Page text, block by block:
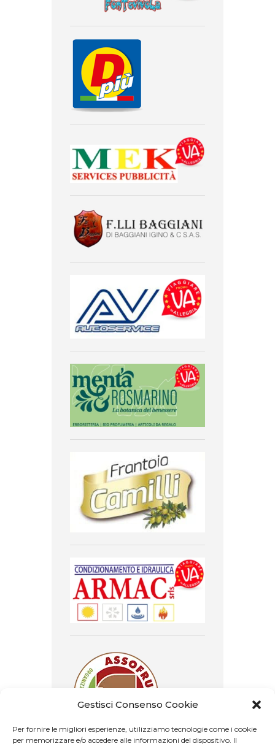
Gestisci Consenso Cookie
Per fornire le migliori esperienze, utilizziamo tecnologie come i cookie
per memorizzare e/o accedere alle informazioni del dispositivo. Il